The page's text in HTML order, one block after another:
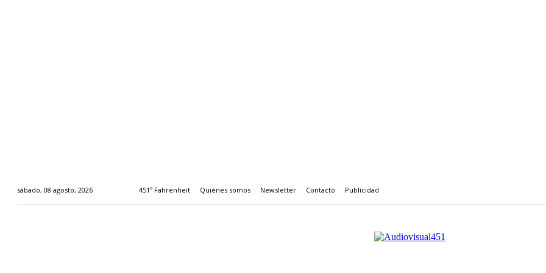
sábado, 08 agosto, 2026 451º Fahrenheit Quiénes somos Newsletter Contacto Publicidad